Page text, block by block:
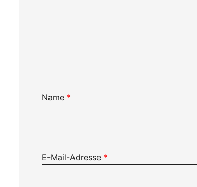
Name *
E-Mail-Adresse *